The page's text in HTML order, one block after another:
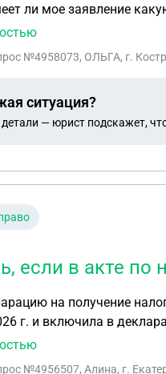
ли мое заявление
№4958073, ОЛЬГА, г.
ситуация?
— юрист подскажет,
если в акте по
на получение
г. и включила в
акта ждать
№4956507, Алина, г.